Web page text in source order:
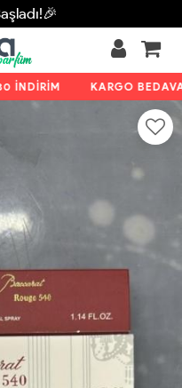
KARGO BEDAVA